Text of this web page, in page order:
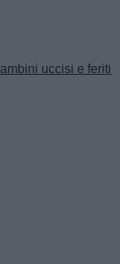
uccisi e feriti